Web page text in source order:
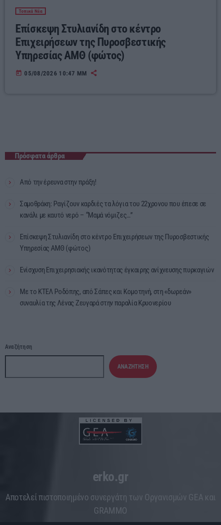
Τοπικά Νέα
Επίσκεψη Στυλιανίδη στο κέντρο
Επιχειρήσεων της Πυροσβεστικής
Υπηρεσίας ΑΜΘ (φώτος)
today 05/08/2026 10:47 ΜΜ
Πρόσφατα άρθρα
Από την έρευνα στην πράξη!
Σαμοθράκη: Ραγίζουν καρδιές τα λόγια του 22χρονου που έπεσε σε
κανάλι με καυτό νερό – “Μαμά νόμιζες…”
Επίσκεψη Στυλιανίδη στο κέντρο Επιχειρήσεων της Πυροσβεστικής
Υπηρεσίας ΑΜΘ (φώτος)
Ενίσχυση Επιχειρησιακής ικανότητας έγκαιρης ανίχνευσης πυρκαγιών
Με το ΚΤΕΛ Ροδόπης, από Σάπες και Κομοτηνή, στη «δωρεάν»
συναυλία της Λένας Ζευγαρά στην παραλία Κρυονερίου
Αναζήτηση
ΑΝΑΖΉΤΗΣΗ
erko.gr
Aποτελεί πιστοποιημένο συνεργάτη των Οργανισμών GEA και
GRAMMO